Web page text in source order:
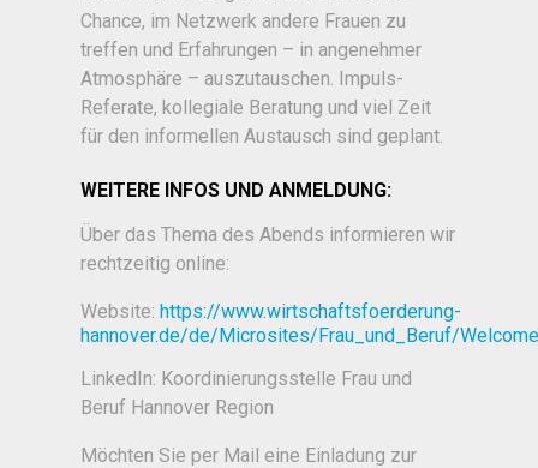
Chance, im Netzwerk andere Frauen zu
treffen und Erfahrungen – in angenehmer
Atmosphäre – auszutauschen. Impuls-
Referate, kollegiale Beratung und viel Zeit
für den informellen Austausch sind geplant.
WEITERE INFOS UND ANMELDUNG:
Über das Thema des Abends informieren wir
rechtzeitig online:
Website:https://www.wirtschaftsfoerderung-
hannover.de/de/Microsites/Frau_und_Beruf/
LinkedIn: Koordinierungsstelle Frau und
Beruf Hannover Region
Möchten Sie per Mail eine Einladung zur